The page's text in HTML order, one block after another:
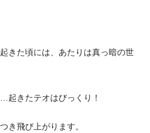
きた頃には、あたりは真っ暗の世
起きたテオはびっくり！
き飛び上がります。